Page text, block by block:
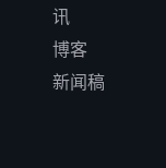
讯
博客
新闻稿